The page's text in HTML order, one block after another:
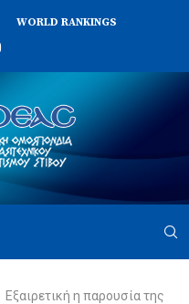
WORLD RANKINGS
Εξαιρετική η παρουσία της